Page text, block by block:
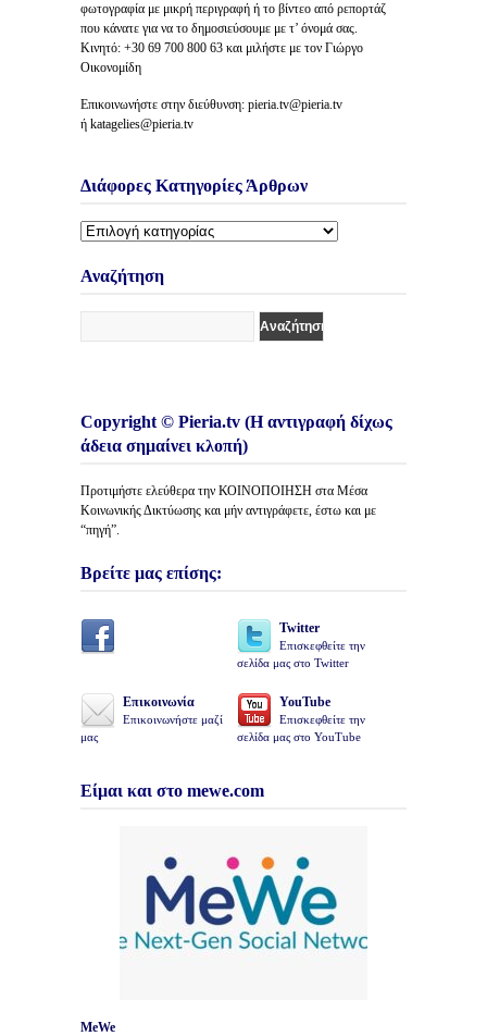
φωτογραφία με μικρή περιγραφή ή το βίντεο από ρεπορτάζ
που κάνατε για να το δημοσιεύσουμε με τ’ όνομά σας.
Κινητό: +30 69 700 800 63 και μιλήστε με τον Γιώργο
Οικονομίδη
Επικοινωνήστε στην διεύθυνση: pieria.tv@pieria.tv
ή katagelies@pieria.tv
Διάφορες Κατηγορίες Άρθρων
Διάφορες
Άρθρων
Αναζήτηση
Copyright © Pieria.tv (Η αντιγραφή δίχως
άδεια σημαίνει κλοπή)
Προτιμήστε ελεύθερα την ΚΟΙΝΟΠΟΙΗΣΗ στα Μέσα
Κοινωνικής Δικτύωσης και μήν αντιγράφετε, έστω και με
“πηγή”.
Βρείτε μας επίσης:
Twitter
Επισκεφθείτε την
σελίδα μας στο Twitter
Επικοινωνία
Επικοινωνήστε μαζί
μας
YouTube
Επισκεφθείτε την
σελίδα μας στο YouTube
Είμαι και στο mewe.com
MeWe